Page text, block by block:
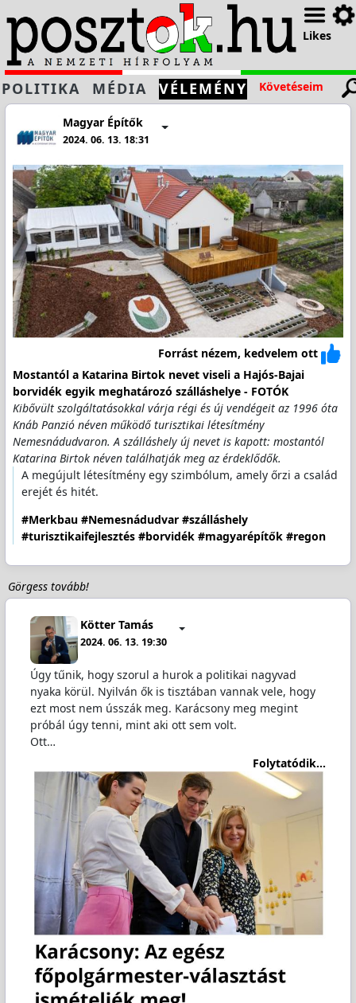
Likes
POLITIKA MÉDIA VÉLEMÉNY Követéseim
Magyar Építők
2024. 06. 13. 18:31
Forrást nézem, kedvelem ott
Mostantól a Katarina Birtok nevet viseli a Hajós-Bajai
borvidék egyik meghatározó szálláshelye - FOTÓK
Kibővült szolgáltatásokkal várja régi és új vendégeit az 1996 óta
Knáb Panzió néven működő turisztikai létesítmény
Nemesnádudvaron. A szálláshely új nevet is kapott: mostantól
Katarina Birtok néven találhatják meg az érdeklődők.
A megújult létesítmény egy szimbólum, amely őrzi a család
erejét és hitét.
#Merkbau #Nemesnádudvar #szálláshely
#turisztikaifejlesztés #borvidék #magyarépítők #regon
Görgess tovább!
Kötter Tamás
2024. 06. 13. 19:30
Úgy tűnik, hogy szorul a hurok a politikai nagyvad
nyaka körül. Nyilván ők is tisztában vannak vele, hogy
ezt most nem ússzák meg. Karácsony meg megint
próbál úgy tenni, mint aki ott sem volt.
Ott…
Folytatódik...